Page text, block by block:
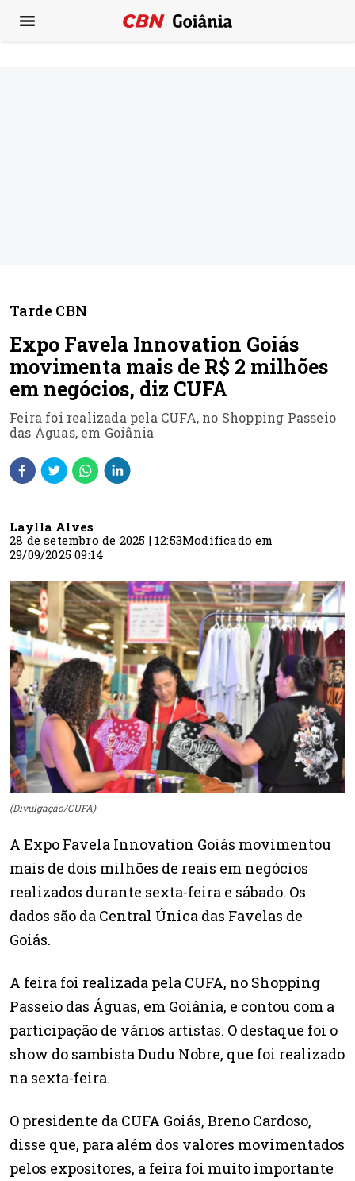
Tarde CBN
Expo Favela Innovation Goiás
movimenta mais de R$ 2 milhões
em negócios, diz CUFA
Feira foi realizada pela CUFA, no Shopping Passeio
das Águas, em Goiânia
Laylla Alves
28 de setembro de 2025 | 12:53Modificado em
29/09/2025 09:14
(Divulgação/CUFA)
A Expo Favela Innovation Goiás movimentou
mais de dois milhões de reais em negócios
realizados durante sexta-feira e sábado. Os
dados são da Central Única das Favelas de
Goiás.
A feira foi realizada pela CUFA, no Shopping
Passeio das Águas, em Goiânia, e contou com a
participação de vários artistas. O destaque foi o
show do sambista Dudu Nobre, que foi realizado
na sexta-feira.
O presidente da CUFA Goiás, Breno Cardoso,
disse que, para além dos valores movimentados
pelos expositores, a feira foi muito importante